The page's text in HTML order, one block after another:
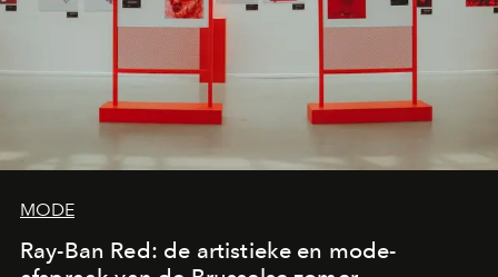
MODE
Ray-Ban Red: de artistieke en mode-